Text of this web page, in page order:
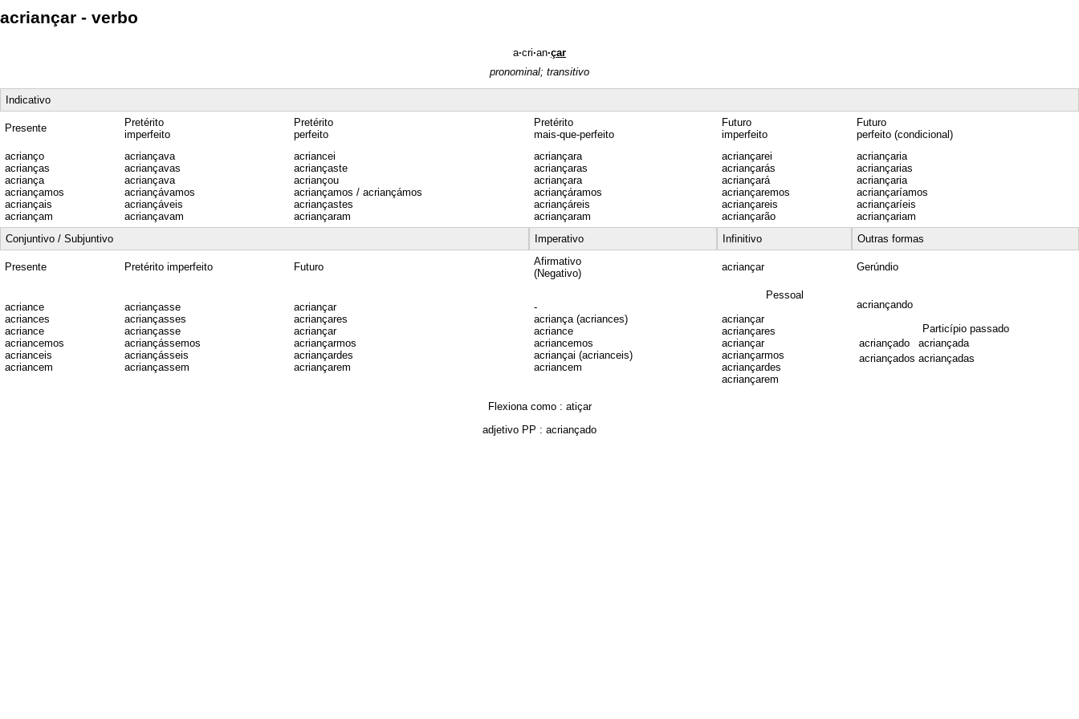
acriançar - verbo
a·cri·an·çar
pronominal; transitivo
Indicativo
Presente
Pretérito
imperfeito
Pretérito
perfeito
Pretérito
mais-que-perfeito
Futuro
imperfeito
Futuro
perfeito (condicional)
acrianço
acrianças
acriança
acriançamos
acriançais
acriançam
acriançava
acriançavas
acriançava
acriançávamos
acriançáveis
acriançavam
acriancei
acriançaste
acriançou
acriançamos / acriançámos
acriançastes
acriançaram
acriançara
acriançaras
acriançara
acriançáramos
acriançáreis
acriançaram
acriançarei
acriançarás
acriançará
acriançaremos
acriançareis
acriançarão
acriançaria
acriançarias
acriançaria
acriançaríamos
acriançaríeis
acriançariam
Conjuntivo / Subjuntivo
Imperativo Infinitivo Outras formas
Presente Pretérito imperfeito Futuro
Afirmativo
(Negativo)
acriançar Gerúndio
acriance
acriances
acriance
acriancemos
acrianceis
acriancem
acriançasse
acriançasses
acriançasse
acriançássemos
acriançásseis
acriançassem
acriançar
acriançares
acriançar
acriançarmos
acriançardes
acriançarem
-
acriança (acriances)
acriance
acriancemos
acriançai (acrianceis)
acriancem
Pessoal
acriançar
acriançares
acriançar
acriançarmos
acriançardes
acriançarem
acriançando
Particípio passado
acriançado
acriançada
acriançados acriançadas
Flexiona como : atiçar
adjetivo PP : acriançado